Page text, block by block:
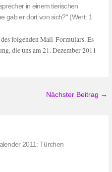
in einem tierischen
gab er dort von sich?“ (Wert: 1
folgenden Mail-Formulars. Es
die uns am 21. Dezember 2011
Nächster Beitrag →
2011: Türchen